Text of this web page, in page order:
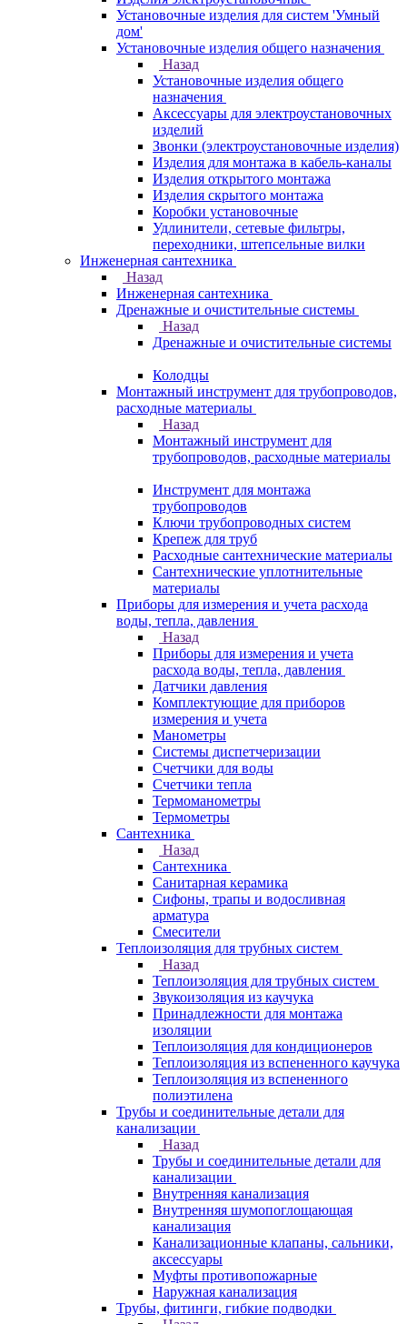
Установочные изделия для систем 'Умный
дом'
Установочные изделия общего назначения
Назад
Установочные изделия общего
назначения
Аксессуары для электроустановочных
изделий
Звонки (электроустановочные изделия)
Изделия для монтажа в кабель-каналы
Изделия открытого монтажа
Изделия скрытого монтажа
Коробки установочные
Удлинители, сетевые фильтры,
переходники, штепсельные вилки
Инженерная сантехника
Назад
Инженерная сантехника
Дренажные и очистительные системы
Назад
Дренажные и очистительные системы
Колодцы
Монтажный инструмент для трубопроводов,
расходные материалы
Назад
Монтажный инструмент для
трубопроводов, расходные материалы
Инструмент для монтажа
трубопроводов
Ключи трубопроводных систем
Крепеж для труб
Расходные сантехнические материалы
Сантехнические уплотнительные
материалы
Приборы для измерения и учета расхода
воды, тепла, давления
Назад
Приборы для измерения и учета
расхода воды, тепла, давления
Датчики давления
Комплектующие для приборов
измерения и учета
Манометры
Системы диспетчеризации
Счетчики для воды
Счетчики тепла
Термоманометры
Термометры
Сантехника
Назад
Сантехника
Санитарная керамика
Сифоны, трапы и водосливная
арматура
Смесители
Теплоизоляция для трубных систем
Назад
Теплоизоляция для трубных систем
Звукоизоляция из каучука
Принадлежности для монтажа
изоляции
Теплоизоляция для кондиционеров
Теплоизоляция из вспененного каучука
Теплоизоляция из вспененного
полиэтилена
Трубы и соединительные детали для
канализации
Назад
Трубы и соединительные детали для
канализации
Внутренняя канализация
Внутренняя шумопоглощающая
канализация
Канализационные клапаны, сальники,
аксессуары
Муфты противопожарные
Наружная канализация
Трубы, фитинги, гибкие подводки